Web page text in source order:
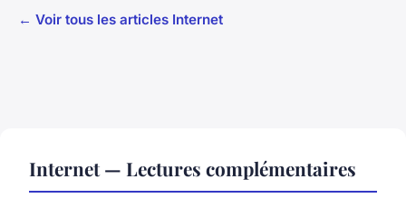
← Voir tous les articles Internet
Internet — Lectures complémentaires